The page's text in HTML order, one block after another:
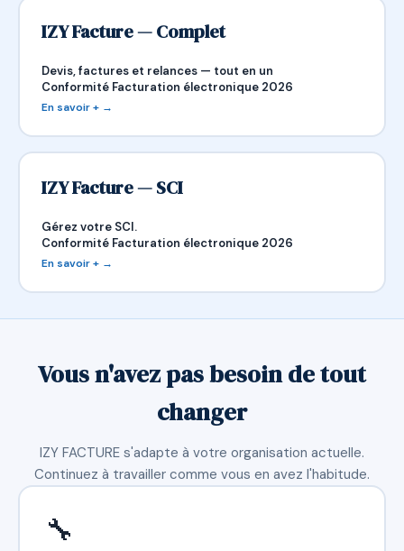
IZY Facture — Complet
Devis, factures et relances — tout en un
Conformité Facturation électronique 2026
En savoir + →
IZY Facture — SCI
Gérez votre SCI.
Conformité Facturation électronique 2026
En savoir + →
Vous n'avez pas besoin de tout
changer
IZY FACTURE s'adapte à votre organisation actuelle.
Continuez à travailler comme vous en avez l'habitude.
🔧